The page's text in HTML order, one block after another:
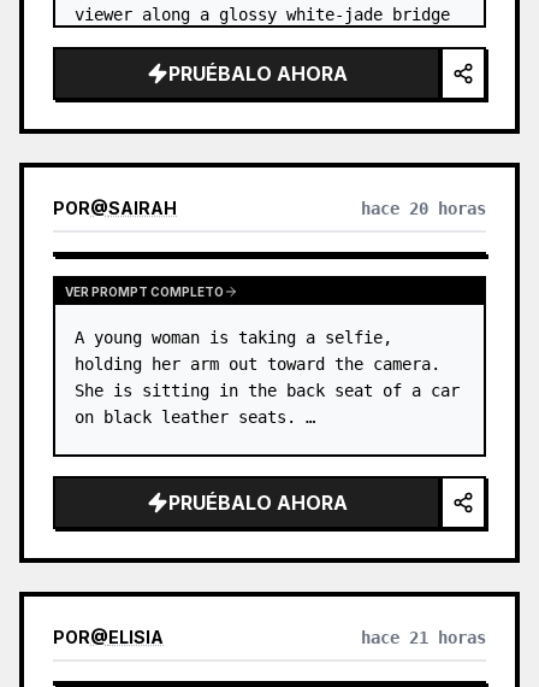
viewer along a glossy white-jade bridge
rising from a mirror-still l…
PRUÉBALO AHORA
POR@SAIRAH hace 20 horas
VER PROMPT COMPLETO
A young woman is taking a selfie,
holding her arm out toward the camera.
She is sitting in the back seat of a car
on black leather seats. …
PRUÉBALO AHORA
POR@ELISIA hace 21 horas